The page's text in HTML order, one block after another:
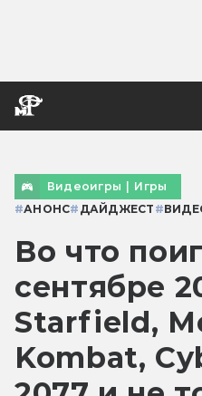
Видеоигры | Игры
#АНОНС# ДАЙДЖЕСТ #
Во что
сентябре
Starfield,
Kombat,